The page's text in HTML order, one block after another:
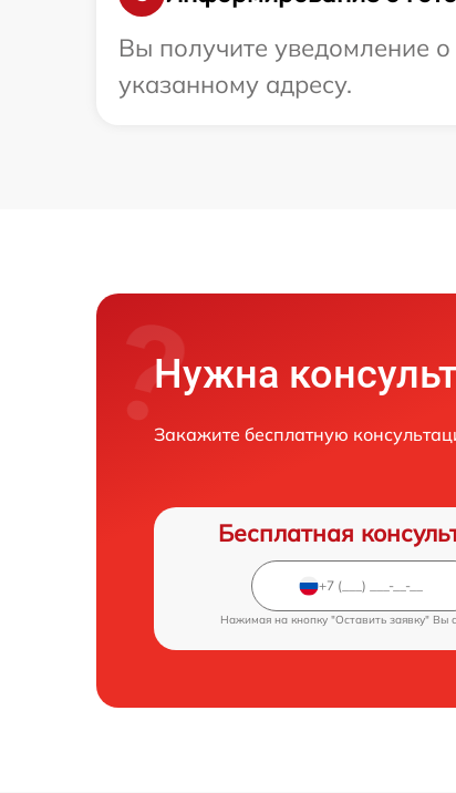
Вы получите уведомление
указанному адресу.
Нужна
Закажите бесплатную
Бесплатная
Нажимая на кнопку "Оставить заявку" Вы